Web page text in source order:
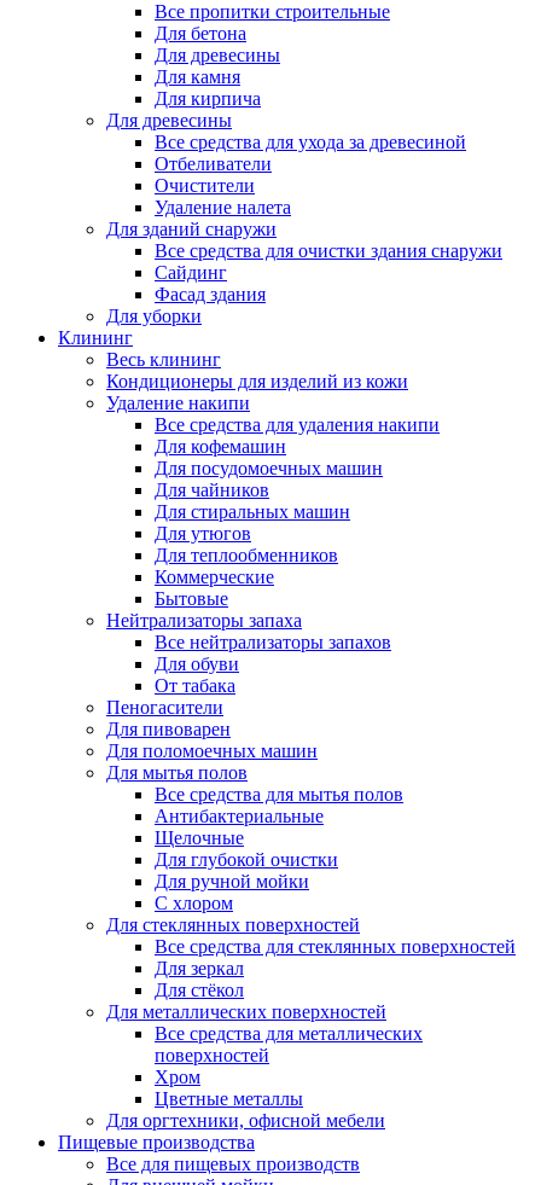
Все пропитки строительные
Для бетона
Для древесины
Для камня
Для кирпича
Для древесины
Все средства для ухода за древесиной
Отбеливатели
Очистители
Удаление налета
Для зданий снаружи
Все средства для очистки здания снаружи
Сайдинг
Фасад здания
Для уборки
Клининг
Весь клининг
Кондиционеры для изделий из кожи
Удаление накипи
Все средства для удаления накипи
Для кофемашин
Для посудомоечных машин
Для чайников
Для стиральных машин
Для утюгов
Для теплообменников
Коммерческие
Бытовые
Нейтрализаторы запаха
Все нейтрализаторы запахов
Для обуви
От табака
Пеногасители
Для пивоварен
Для поломоечных машин
Для мытья полов
Все средства для мытья полов
Антибактериальные
Щелочные
Для глубокой очистки
Для ручной мойки
С хлором
Для стеклянных поверхностей
Все средства для стеклянных поверхностей
Для зеркал
Для стёкол
Для металлических поверхностей
Все средства для металлических
поверхностей
Хром
Цветные металлы
Для оргтехники, офисной мебели
Пищевые производства
Все для пищевых производств